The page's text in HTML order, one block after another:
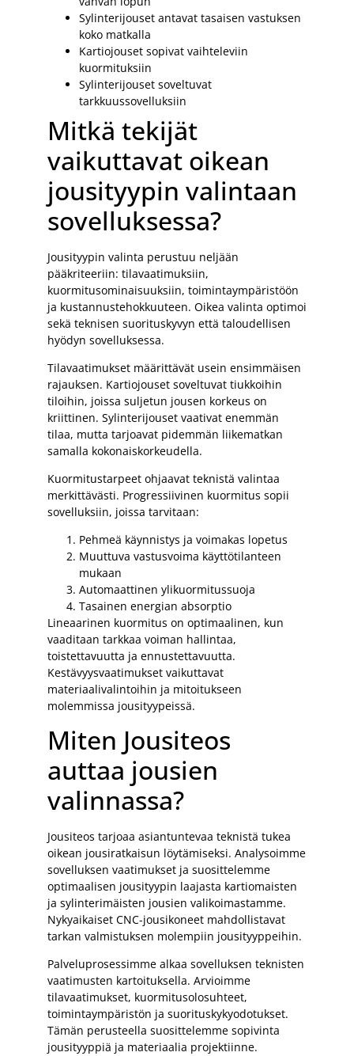
Sylinterijouset antavat tasaisen vastuksen
koko matkalla
Kartiojouset sopivat vaihteleviin
kuormituksiin
Sylinterijouset soveltuvat
tarkkuussovelluksiin
Mitkä tekijät
vaikuttavat oikean
jousityypin valintaan
sovelluksessa?
Jousityypin valinta perustuu neljään
pääkriteeriin: tilavaatimuksiin,
kuormitusominaisuuksiin, toimintaympäristöön
ja kustannustehokkuuteen. Oikea valinta optimoi
sekä teknisen suorituskyvyn että taloudellisen
hyödyn sovelluksessa.
Tilavaatimukset määrittävät usein ensimmäisen
rajauksen. Kartiojouset soveltuvat tiukkoihin
tiloihin, joissa suljetun jousen korkeus on
kriittinen. Sylinterijouset vaativat enemmän
tilaa, mutta tarjoavat pidemmän liikematkan
samalla kokonaiskorkeudella.
Kuormitustarpeet ohjaavat teknistä valintaa
merkittävästi. Progressiivinen kuormitus sopii
sovelluksiin, joissa tarvitaan:
Pehmeä käynnistys ja voimakas lopetus
Muuttuva vastusvoima käyttötilanteen
mukaan
Automaattinen ylikuormitussuoja
Tasainen energian absorptio
Lineaarinen kuormitus on optimaalinen, kun
vaaditaan tarkkaa voiman hallintaa,
toistettavuutta ja ennustettavuutta.
Kestävyysvaatimukset vaikuttavat
materiaalivalintoihin ja mitoitukseen
molemmissa jousityypeissä.
Miten Jousiteos
auttaa jousien
valinnassa?
Jousiteos tarjoaa asiantuntevaa teknistä tukea
oikean jousiratkaisun löytämiseksi. Analysoimme
sovelluksen vaatimukset ja suosittelemme
optimaalisen jousityypin laajasta kartiomaisten
ja sylinterimäisten jousien valikoimastamme.
Nykyaikaiset CNC-jousikoneet mahdollistavat
tarkan valmistuksen molempiin jousityyppeihin.
Palveluprosessimme alkaa sovelluksen teknisten
vaatimusten kartoituksella. Arvioimme
tilavaatimukset, kuormitusolosuhteet,
toimintaympäristön ja suorituskykyodotukset.
Tämän perusteella suosittelemme sopivinta
jousityyppiä ja materiaalia projektiinne.